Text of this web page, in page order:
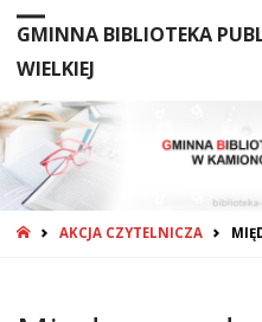
GMINNA BIBLIOTEKA
WIELKIEJ
STRONA
AKCJA CZYTELNICZA